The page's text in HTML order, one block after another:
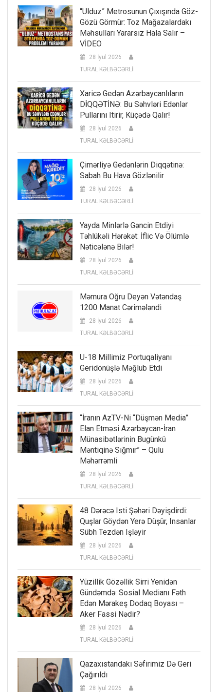
“Ulduz” Metrosunun Çıxışında Göz-
Gözü Görmür: Toz Mağazalardakı
Məhsulları Yararsız Hala Salır –
VİDEO
28 İyul 2026
TURAL KƏLBƏCƏRLİ
Xaricə Gedən Azərbaycanlıların
DİQQƏTİNƏ: Bu Səhvləri Edənlər
Pullarını Itirir, Küçədə Qalır!
28 İyul 2026
TURAL KƏLBƏCƏRLİ
Çimərliyə Gedənlərin Diqqətinə:
Sabah Bu Hava Gözlənilir
28 İyul 2026
TURAL KƏLBƏCƏRLİ
Yayda Minlərlə Gəncin Etdiyi
Təhlükəli Hərəkət: İflic Və Ölümlə
Nəticələnə Bilər!
28 İyul 2026
TURAL KƏLBƏCƏRLİ
Məmura Oğru Deyən Vətəndaş
1200 Manat Cərimələndi
28 İyul 2026
TURAL KƏLBƏCƏRLİ
U-18 Millimiz Portuqaliyanı
Geridönüşlə Məğlub Etdi
28 İyul 2026
TURAL KƏLBƏCƏRLİ
“İranın AzTV-Ni “düşmən Media”
Elan Etməsi Azərbaycan-İran
Münasibətlərinin Bugünkü
Məntiqinə Sığmır” – Qulu
Məhərrəmli
28 İyul 2026
TURAL KƏLBƏCƏRLİ
48 Dərəcə Isti Şəhəri Dəyişdirdi:
Quşlar Göydən Yerə Düşür, Insanlar
Sübh Tezdən Işləyir
28 İyul 2026
TURAL KƏLBƏCƏRLİ
Yüzillik Gözəllik Sirri Yenidən
Gündəmdə: Sosial Medianı Fəth
Edən Mərakeş Dodaq Boyası –
Aker Fassi Nədir?
28 İyul 2026
TURAL KƏLBƏCƏRLİ
Qazaxıstandakı Səfirimiz Də Geri
Çağırıldı
28 İyul 2026